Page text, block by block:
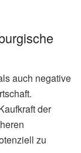
allem auf die
Diese sind
Ölmärkte